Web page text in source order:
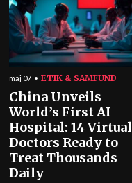
maj 07 ETIK & SAMFUND
China Unveils
World’s First AI
Hospital: 14 Virtual
Doctors Ready to
Treat Thousands
Daily